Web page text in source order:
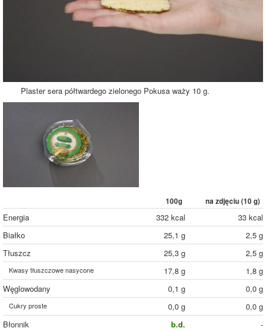
Plaster sera półtwardego zielonego Pokusa waży 10 g.
100g na zdjęciu (10 g)
Energia 332 kcal
33 kcal
Białko
25,1 g
2,5 g
Tłuszcz
25,3 g 2,5 g
Kwasy tłuszczowe nasycone 17,8 g
1,8 g
Węglowodany
0,1 g 0,0 g
Cukry proste 0,0 g
0,0 g
Błonnik
b.d.
-